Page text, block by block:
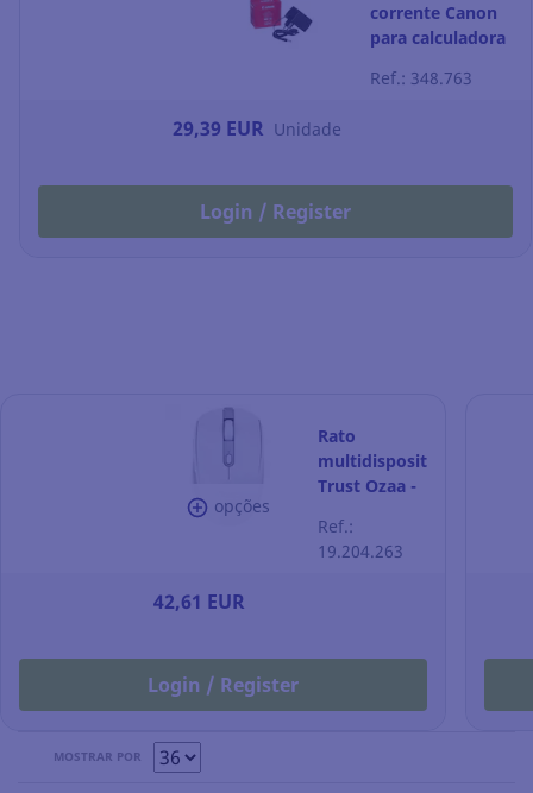
corrente Canon
para calculadora
Ref.: 348.763
29,39 EUR Unidade
Login / Register
opções
Rato
multidispositivo
Trust Ozaa -
sem fios -
branco
Ref.:
19.204.263
42,61 EUR
Login / Register
MOSTRAR POR